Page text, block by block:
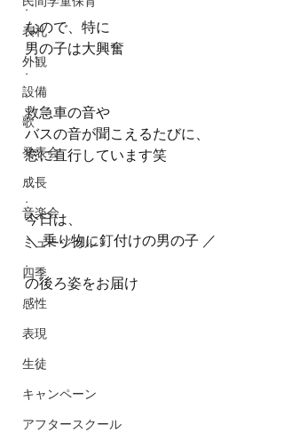
表札
外観
設備
歌
発表会
成長
音楽会
ミュージカル
四季
感性
表現
生徒
キャンペーン
アフタースクール
.
なので、特に
男の子は大興奮
.
.
救急車の音や
バスの音が聞こえるたびに、
窓に直行しています笑
.
.
今日は、
＼ 乗り物に釘付けの男の子 ／
.
の後ろ姿をお届け
.